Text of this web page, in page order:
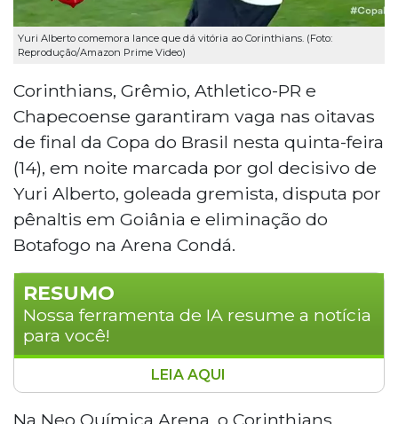
Yuri Alberto comemora lance que dá vitória ao Corinthians. (Foto:
Reprodução/Amazon Prime Video)
Corinthians, Grêmio, Athletico-PR e
Chapecoense garantiram vaga nas oitavas
de final da Copa do Brasil nesta quinta-feira
(14), em noite marcada por gol decisivo de
Yuri Alberto, goleada gremista, disputa por
pênaltis em Goiânia e eliminação do
Botafogo na Arena Condá.
RESUMO
Nossa ferramenta de IA resume a notícia
para você!
Corinthians, Grêmio, Athletico-PR e
Chapecoense garantiram vaga nas oitavas de
LEIA AQUI
Na Neo Química Arena, o Corinthians